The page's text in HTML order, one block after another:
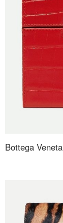
Bottega Veneta